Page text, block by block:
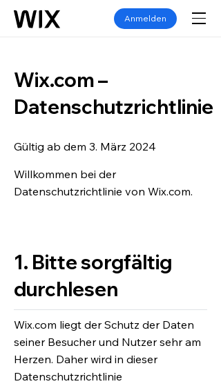
Anmelden
Wix.com –
Datenschutzrichtlinie
Gültig ab dem 3. März 2024
Willkommen bei der
Datenschutzrichtlinie von Wix.com.
1. Bitte sorgfältig
durchlesen
Wix.com liegt der Schutz der Daten
seiner Besucher und Nutzer sehr am
Herzen. Daher wird in dieser
Datenschutzrichtlinie